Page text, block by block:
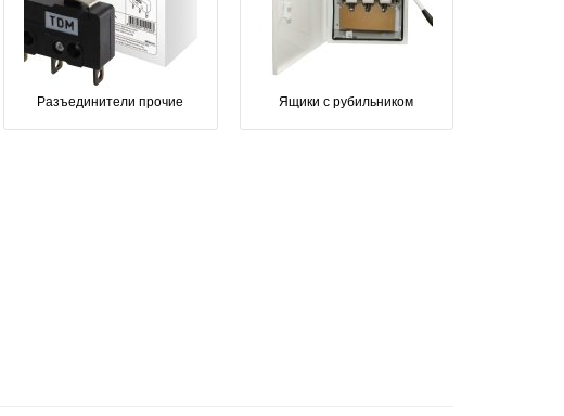
Разъединители прочие Ящики с рубильником